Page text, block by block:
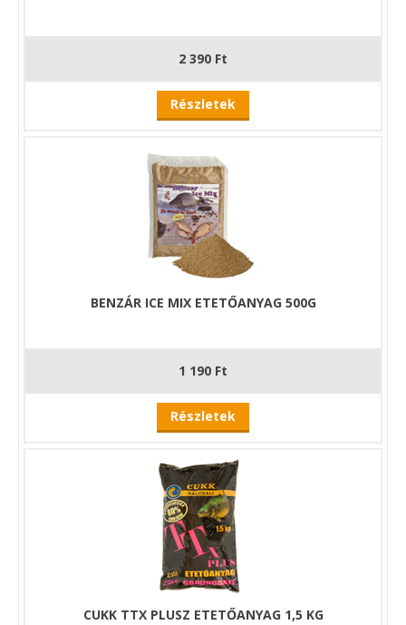
2 390 Ft
Részletek
BENZÁR ICE MIX ETETŐANYAG 500G
1 190 Ft
Részletek
CUKK TTX PLUSZ ETETŐANYAG 1,5 KG